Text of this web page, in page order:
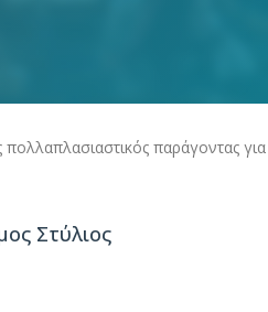
παράγοντας
Στύλιος